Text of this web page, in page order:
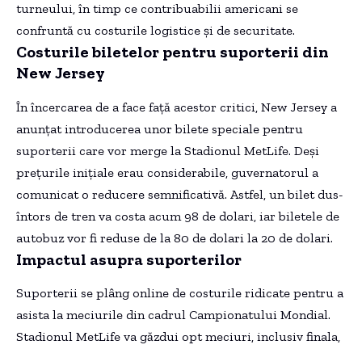
turneului, în timp ce contribuabilii americani se
confruntă cu costurile logistice și de securitate.
Costurile biletelor pentru suporterii din
New Jersey
În încercarea de a face față acestor critici, New Jersey a
anunțat introducerea unor bilete speciale pentru
suporterii care vor merge la Stadionul MetLife. Deși
prețurile inițiale erau considerabile, guvernatorul a
comunicat o reducere semnificativă. Astfel, un bilet dus-
întors de tren va costa acum 98 de dolari, iar biletele de
autobuz vor fi reduse de la 80 de dolari la 20 de dolari.
Impactul asupra suporterilor
Suporterii se plâng online de costurile ridicate pentru a
asista la meciurile din cadrul Campionatului Mondial.
Stadionul MetLife va găzdui opt meciuri, inclusiv finala,